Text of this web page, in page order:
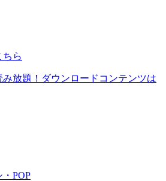
ちら
放題！ダウンロードコンテンツは
POP